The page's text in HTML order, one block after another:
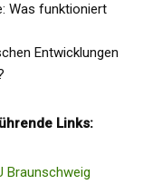
Was funktioniert
Entwicklungen
Links:
Braunschweig